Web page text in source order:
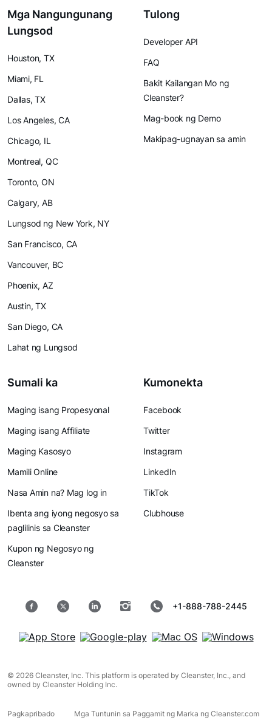
Mga Nangungunang
Lungsod
Houston, TX
Miami, FL
Dallas, TX
Los Angeles, CA
Chicago, IL
Montreal, QC
Toronto, ON
Calgary, AB
Lungsod ng New York, NY
San Francisco, CA
Vancouver, BC
Phoenix, AZ
Austin, TX
San Diego, CA
Lahat ng Lungsod
Tulong
Developer API
FAQ
Bakit Kailangan Mo ng
Cleanster?
Mag-book ng Demo
Makipag-ugnayan sa amin
Sumali ka
Maging isang Propesyonal
Maging isang Affiliate
Maging Kasosyo
Mamili Online
Nasa Amin na? Mag log in
Ibenta ang iyong negosyo sa
paglilinis sa Cleanster
Kupon ng Negosyo ng
Cleanster
Kumonekta
Facebook
Twitter
Instagram
LinkedIn
TikTok
Clubhouse
+1-888-788-2445
© 2026 Cleanster, Inc. This platform is operated by Cleanster, Inc., and
owned by Cleanster Holding Inc.
Pagkapribado Mga Tuntunin sa Paggamit ng Marka ng Cleanster.com